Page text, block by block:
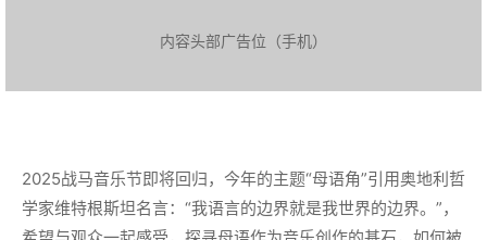
内容头部广告位（手机）
2025战马音乐节即将回归，今年的主题“母语角”引用奥地利哲
学家维特根斯坦名言：“我语言的边界就是我世界的边界。”，